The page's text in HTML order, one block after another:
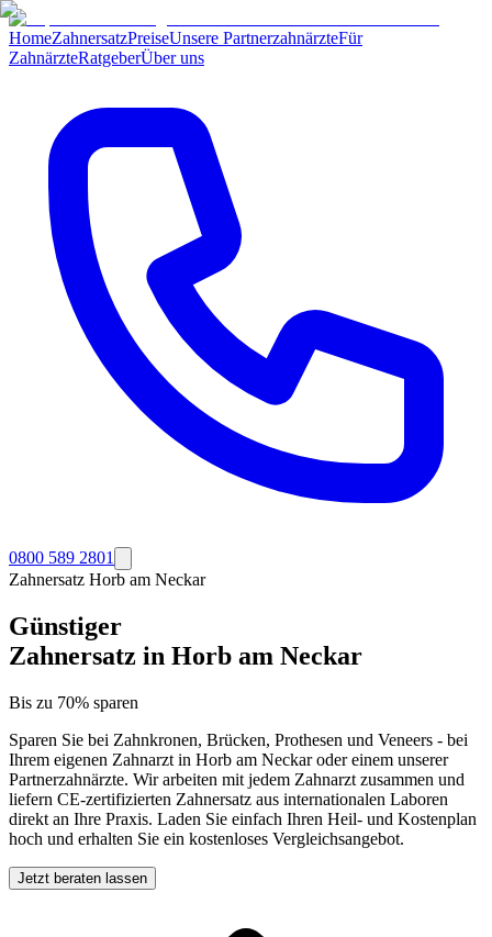
HomeZahnersatzPreiseUnsere PartnerzahnärzteFür
ZahnärzteRatgeberÜber uns
0800 589 2801
Zahnersatz Horb am Neckar
Günstiger
Zahnersatz in Horb am Neckar
Bis zu 70% sparen
Sparen Sie bei Zahnkronen, Brücken, Prothesen und Veneers - bei
Ihrem eigenen Zahnarzt in Horb am Neckaroder einem unserer
Partnerzahnärzte. Wir arbeiten mit jedem Zahnarzt zusammen und
liefern CE-zertifizierten Zahnersatz aus internationalen Laboren
direkt an Ihre Praxis. Laden Sie einfach Ihren Heil- und Kostenplan
hoch und erhalten Sie ein kostenloses Vergleichsangebot.
Jetzt beraten lassen